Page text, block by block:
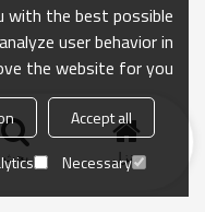
منزل بحث
with the best possible
user behavior in
the website for you.
Accept all
Necessary